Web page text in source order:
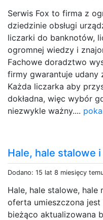
Serwis Fox to firma z
dziedzinie obsługi
liczarki do banknotów,
ogromnej wiedzy i
Fachowe doradztwo
firmy gwarantuje udany
Każda liczarka aby
dokładna, więc wybór
niezwykle ważny....
Hale, hale stalowe
Dodano: 15 lat 8 miesięcy
Hale, hale stalowe, hale
oferta umieszczona
bieżąco aktualizowana